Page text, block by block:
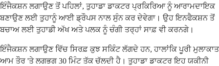
ਇੰਜੈਕਸ਼ਨ ਲਗਾਉਣ ਤੋਂ ਪਹਿਲਾਂ, ਤੁਹਾਡਾ ਡਾਕਟਰ ਪ੍ਰਕਿਰਿਆ ਨੂੰ ਆਰਾਮਦਾਇਕ
ਬਣਾਉਣ ਲਈ ਤੁਹਾਨੂੰ ਆਈ ਡ੍ਰੌਪਸ ਨਾਲ ਸੁੰਨ ਕਰ ਦੇਵੇਗਾ। ਉਹ ਇਨਫੈਕਸ਼ਨ ਤੋਂ
ਬਚਾਅ ਲਈ ਤੁਹਾਡੀ ਅੱਖ ਅਤੇ ਪਲਕ ਨੂੰ ਚੰਗੀ ਤਰ੍ਹਾਂ ਸਾਫ਼ ਵੀ ਕਰਨਗੇ।
ਇੰਜੈਕਸ਼ਨ ਲਗਾਉਣ ਵਿੱਚ ਸਿਰਫ਼ ਕੁਝ ਸਕਿੰਟ ਲੱਗਦੇ ਹਨ, ਹਾਲਾਂਕਿ ਪੂਰੀ ਮੁਲਾਕਾਤ
ਆਮ ਤੌਰ 'ਤੇ ਲਗਭਗ 30 ਮਿੰਟ ਤੱਕ ਚੱਲਦੀ ਹੈ। ਤੁਹਾਡਾ ਡਾਕਟਰ ਇਹ ਯਕੀਨੀ